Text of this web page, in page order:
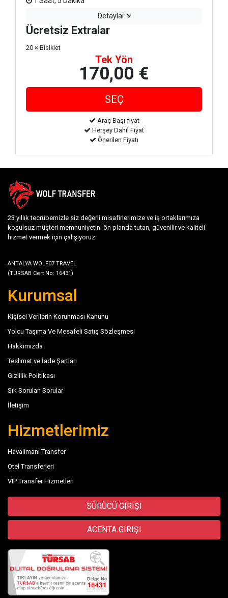
Detaylar
Ücretsiz Extralar
20 × Bisiklet
Tek Yön
170,00 €
Araç Başı fiyat
Herşey Dahil Fiyat
Önerilen Fiyatı
23 yıllık tecrübemizle siz değerli misafirlerimize ve iş ortaklarımıza
koşulsuz müşteri memnuniyetini ön planda tutan, güvenilir ve kaliteli
hizmet vermek için çalışıyoruz.
ANTALYA WOLF07 TRAVEL
(TURSAB Cert No: 16431)
Kurumsal
Kişisel Verilerin Korunması Kanunu
Yolcu Taşıma Ve Mesafeli Satış Sözleşmesi
Hakkımızda
Teslimat ve İade Şartları
Gizlilik Politikası
Sık Sorulan Sorular
İletişim
Hizmetlerimiz
Havalimanı Transfer
Otel Transferleri
VIP Transfer Hizmetleri
SÜRÜCÜ GIRIŞI
ACENTA GIRIŞI